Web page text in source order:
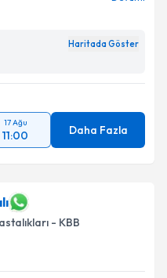
Haritada Göster
17 Ağu
11:00 Daha Fazla
- KBB